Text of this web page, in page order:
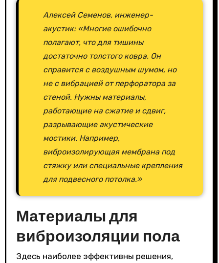
Алексей Семенов, инженер-
акустик: «Многие ошибочно
полагают, что для тишины
достаточно толстого ковра. Он
справится с воздушным шумом, но
не с вибрацией от перфоратора за
стеной. Нужны материалы,
работающие на сжатие и сдвиг,
разрывающие акустические
мостики. Например,
виброизолирующая мембрана под
стяжку или специальные крепления
для подвесного потолка.»
Материалы для
виброизоляции пола
Здесь наиболее эффективны решения,